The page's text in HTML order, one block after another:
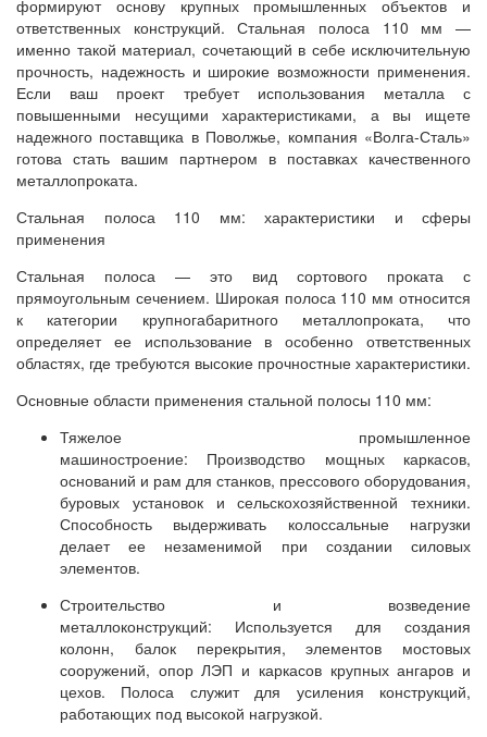
формируют основу крупных промышленных объектов и
ответственных конструкций. Стальная полоса 110 мм —
именно такой материал, сочетающий в себе исключительную
прочность, надежность и широкие возможности применения.
Если ваш проект требует использования металла с
повышенными несущими характеристиками, а вы ищете
надежного поставщика в Поволжье, компания «Волга-Сталь»
готова стать вашим партнером в поставках качественного
металлопроката.
Стальная полоса 110 мм: характеристики и сферы
применения
Стальная полоса — это вид сортового проката с
прямоугольным сечением. Широкая полоса 110 мм относится
к категории крупногабаритного металлопроката, что
определяет ее использование в особенно ответственных
областях, где требуются высокие прочностные характеристики.
Основные области применения стальной полосы 110 мм:
Тяжелое промышленное
машиностроение: Производство мощных каркасов,
оснований и рам для станков, прессового оборудования,
буровых установок и сельскохозяйственной техники.
Способность выдерживать колоссальные нагрузки
делает ее незаменимой при создании силовых
элементов.
Строительство и возведение
металлоконструкций: Используется для создания
колонн, балок перекрытия, элементов мостовых
сооружений, опор ЛЭП и каркасов крупных ангаров и
цехов. Полоса служит для усиления конструкций,
работающих под высокой нагрузкой.